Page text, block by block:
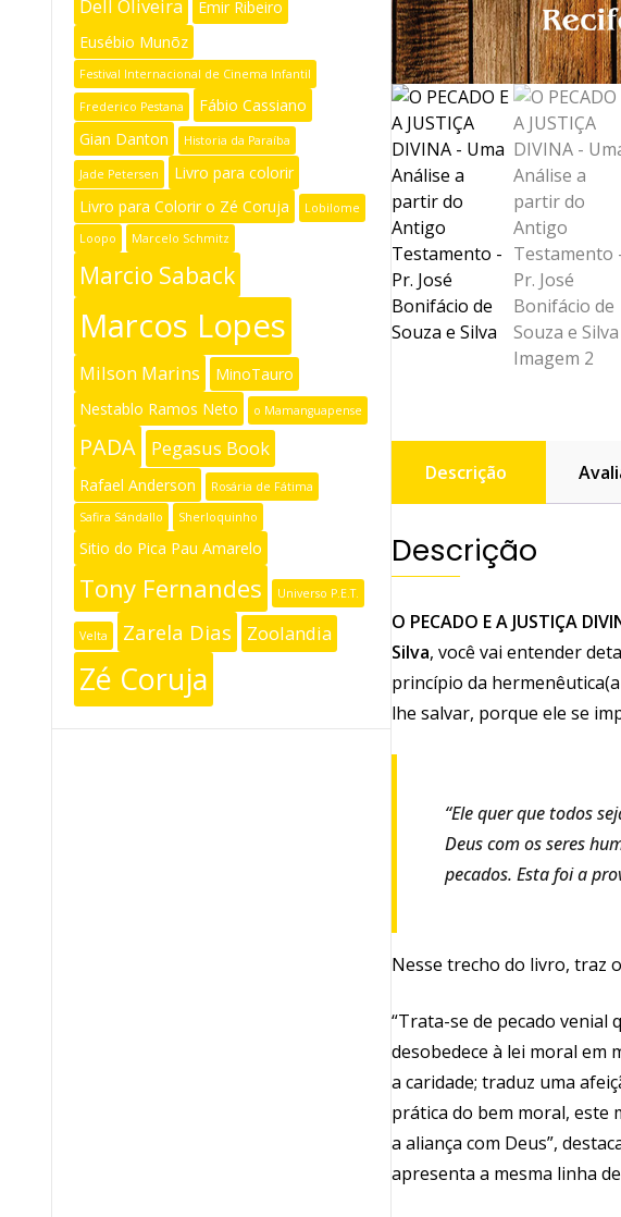
Descrição
Descrição
O PECADO E A JUSTIÇA
Silva, você vai entender
princípio da
lhe salvar, porque ele se
“Ele quer que todos
Deus com os seres
pecados. Esta foi a
Nesse trecho do livro, traz
“Trata-se de pecado venial
desobedece à lei moral em
a caridade; traduz uma
prática do bem moral, este
a aliança com Deus”,
apresenta a mesma linha
Dell Oliveira
Emir Ribeiro
Eusébio Munõz
Festival Internacional de Cinema Infantil
Frederico Pestana
Fábio Cassiano
Gian Danton
Historia da Paraíba
Jade Petersen
Livro para colorir
Livro para Colorir o Zé Coruja
Lobilome
Loopo
Marcelo Schmitz
Marcio Saback
Marcos Lopes
Milson Marins
MinoTauro
Nestablo Ramos Neto
o Mamanguapense
PADA Pegasus Book
Rafael Anderson
Rosária de Fátima
Safira Sándallo
Sherloquinho
Sitio do Pica Pau Amarelo
Tony Fernandes Universo P.E.T.
Velta Zarela Dias Zoolandia
Zé Coruja